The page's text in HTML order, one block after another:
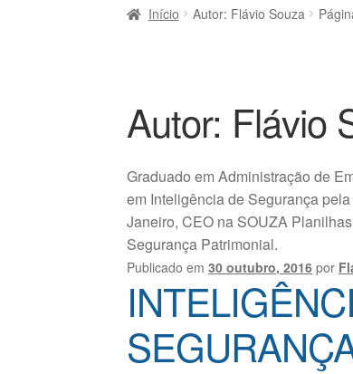
Início Autor: Flávio Souza
Autor: Flávio
Graduado em Administração de
em Inteligência de Segurança
Janeiro, CEO na SOUZA
Segurança Patrimonial.
Publicado em30 outubro, 2016 por